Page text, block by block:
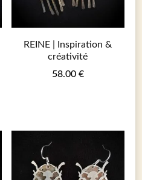
REINE | Inspiration &
créativité
58.00 €